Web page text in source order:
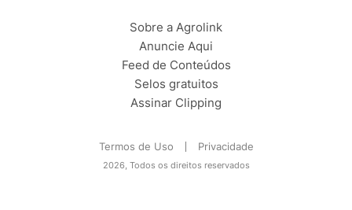
Sobre a Agrolink
Anuncie Aqui
Feed de Conteúdos
Selos gratuitos
Assinar Clipping
Termos de Uso Privacidade
2026, Todos os direitos reservados